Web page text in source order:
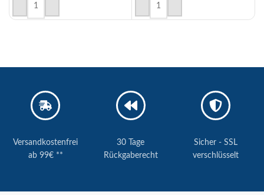
IN DEN WARENKORB IN DEN WARENKORB
Versandkostenfrei
ab 99€ **
30 Tage
Rückgaberecht
Sicher - SSL
verschlüsselt